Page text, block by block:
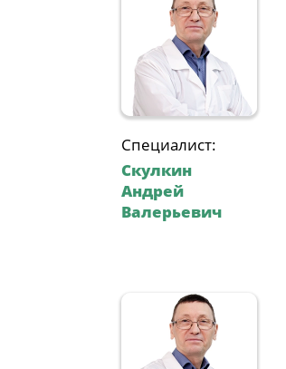
Специалист:
Скулкин
Андрей
Валерьевич